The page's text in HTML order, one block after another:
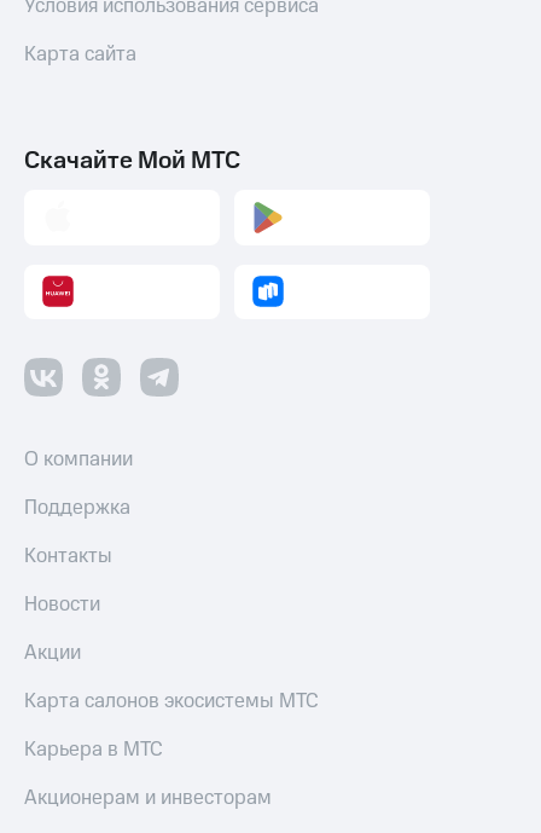
Условия использования сервиса
Карта сайта
Скачайте Мой МТС
О компании
Поддержка
Контакты
Новости
Акции
Карта салонов экосистемы МТС
Карьера в МТС
Акционерам и инвесторам